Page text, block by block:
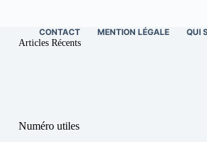
CONTACT MENTION LÉGALE QUI
Articles Récents
Numéro utiles